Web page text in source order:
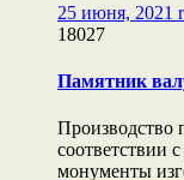
25 июня, 2021
18027
Памятник
Производство
соответствии
монументы